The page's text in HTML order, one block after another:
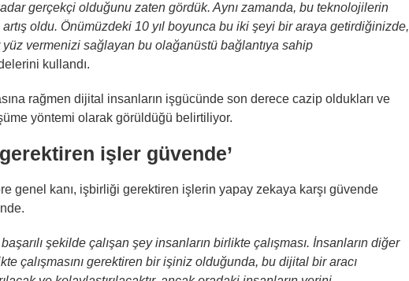
gerçekçi olduğunu zaten gördük. Aynı zamanda, bu teknolojilerin
oldu. Önümüzdeki 10 yıl boyunca bu iki şeyi bir araya getirdiğinizde,
vermenizi sağlayan bu olağanüstü bağlantıya sahip
kullandı.
rağmen dijital insanların işgücünde son derece cazip oldukları ve
yöntemi olarak görüldüğü belirtiliyor.
işler güvende’
genel kanı, işbirliği gerektiren işlerin yapay zekaya karşı güvende
başarılı şekilde çalışan şey insanların birlikte çalışması. İnsanların diğer
çalışmasını gerektiren bir işiniz olduğunda, bu dijital bir aracı